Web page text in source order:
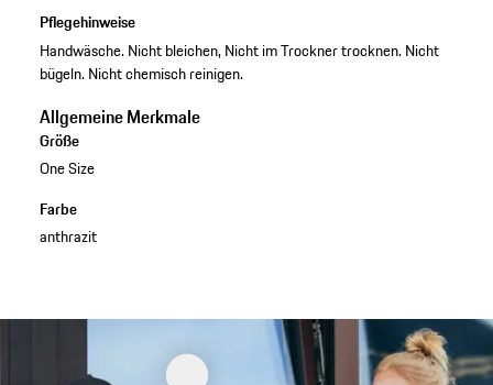
Pflegehinweise
Handwäsche. Nicht bleichen, Nicht im Trockner trocknen. Nicht
bügeln. Nicht chemisch reinigen.
Allgemeine Merkmale
Größe
One Size
Farbe
anthrazit